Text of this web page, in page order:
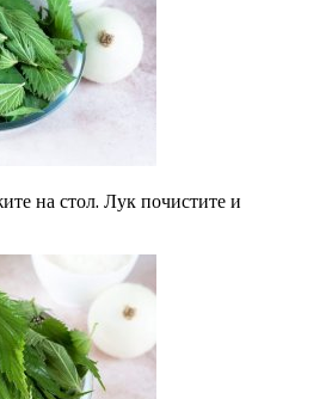
на стол. Лук почистите и